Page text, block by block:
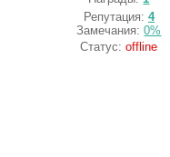
Репутация: 4
Замечания:0%
Статус:offline